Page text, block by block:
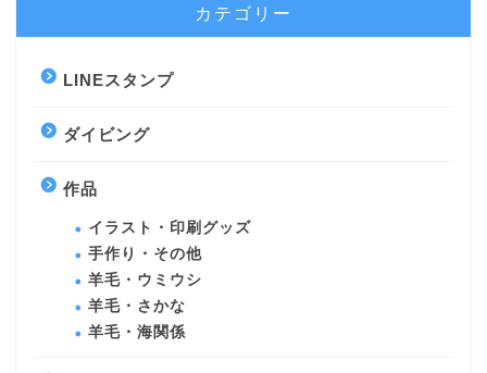
カテゴリー
LINEスタンプ
ダイビング
作品
イラスト・印刷グッズ
手作り・その他
羊毛・ウミウシ
羊毛・さかな
羊毛・海関係